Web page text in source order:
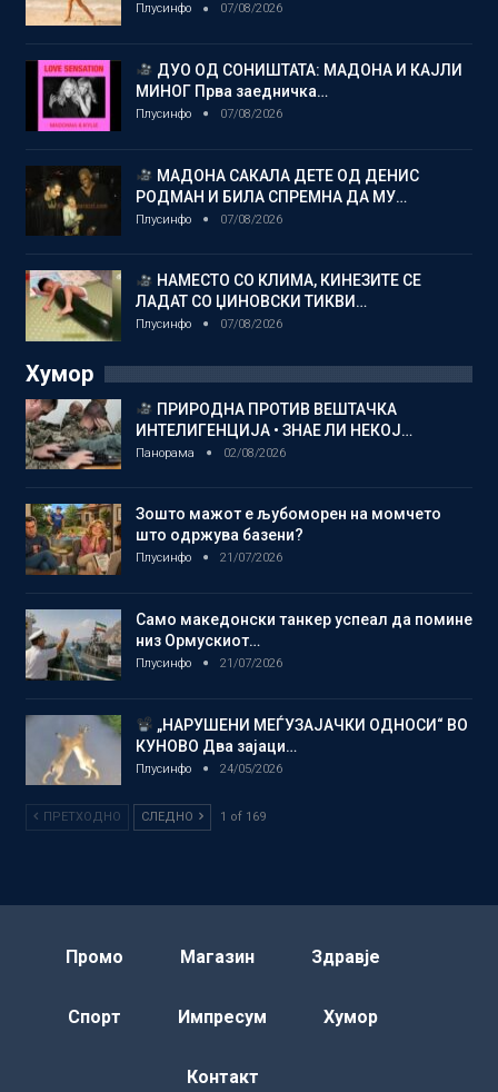
Плусинфо 07/08/2026
ДУО ОД СОНИШТАТА: МАДОНА И КАЈЛИ
МИНОГ Прва заедничка…
Плусинфо 07/08/2026
МАДОНА САКАЛА ДЕТЕ ОД ДЕНИС
РОДМАН И БИЛА СПРЕМНА ДА МУ…
Плусинфо 07/08/2026
НАМЕСТО СО КЛИМА, КИНЕЗИТЕ СЕ
ЛАДАТ СО ЏИНОВСКИ ТИКВИ…
Плусинфо 07/08/2026
Хумор
ПРИРОДНА ПРОТИВ ВЕШТАЧКА
ИНТЕЛИГЕНЦИЈА • ЗНАЕ ЛИ НЕКОЈ…
Панорама 02/08/2026
Зошто мажот е љубоморен на момчето
што одржува базени?
Плусинфо 21/07/2026
Само македонски танкер успеал да помине
низ Ормускиот…
Плусинфо 21/07/2026
„НАРУШЕНИ МЕЃУЗАЈАЧКИ ОДНОСИ“ ВО
КУНОВО Два зајаци…
Плусинфо 24/05/2026
ПРЕТХОДНО СЛЕДНО 1 of 169
Промо Магазин Здравје
Спорт Импресум Хумор
Контакт